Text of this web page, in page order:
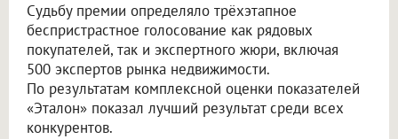
Судьбу премии определяло трёхэтапное
беспристрастное голосование как рядовых
покупателей, так и экспертного жюри, включая
500 экспертов рынка недвижимости.
По результатам комплексной оценки показателей
«Эталон» показал лучший результат среди всех
конкурентов.